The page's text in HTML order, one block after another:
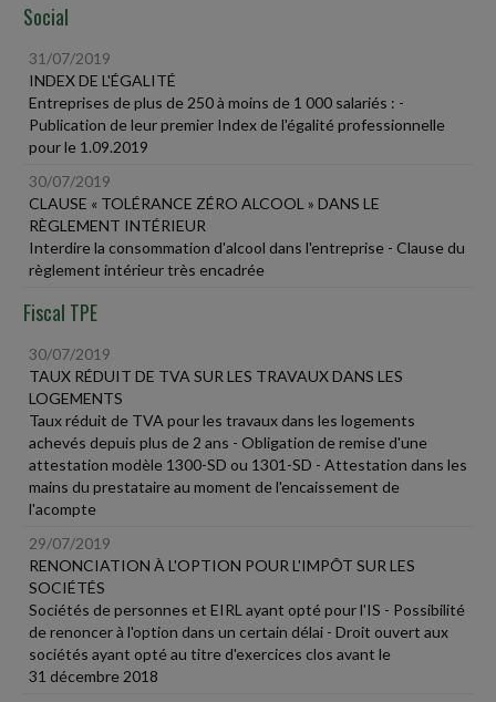
Social
31/07/2019
INDEX DE L'ÉGALITÉ
Entreprises de plus de 250 à moins de 1 000 salariés : -
Publication de leur premier Index de l'égalité professionnelle
pour le 1.09.2019
30/07/2019
CLAUSE « TOLÉRANCE ZÉRO ALCOOL » DANS LE
RÈGLEMENT INTÉRIEUR
Interdire la consommation d'alcool dans l'entreprise - Clause du
règlement intérieur très encadrée
Fiscal TPE
30/07/2019
TAUX RÉDUIT DE TVA SUR LES TRAVAUX DANS LES
LOGEMENTS
Taux réduit de TVA pour les travaux dans les logements
achevés depuis plus de 2 ans - Obligation de remise d'une
attestation modèle 1300-SD ou 1301-SD - Attestation dans les
mains du prestataire au moment de l'encaissement de
l'acompte
29/07/2019
RENONCIATION À L'OPTION POUR L'IMPÔT SUR LES
SOCIÉTÉS
Sociétés de personnes et EIRL ayant opté pour l'IS - Possibilité
de renoncer à l'option dans un certain délai - Droit ouvert aux
sociétés ayant opté au titre d'exercices clos avant le
31 décembre 2018